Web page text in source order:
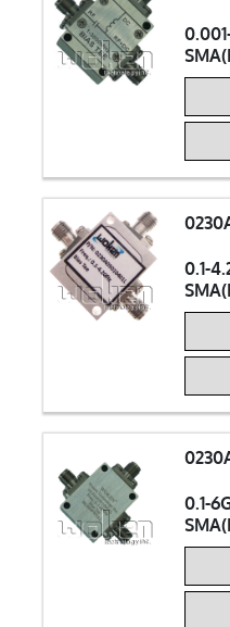
Bias
0.1-
0.1-